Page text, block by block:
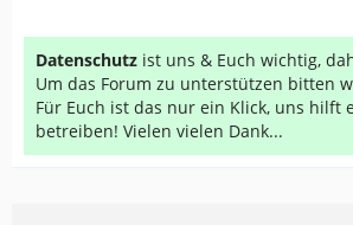
Datenschutz ist uns & Euch wichtig,
Um das Forum zu unterstützen bitten
Für Euch ist das nur ein Klick, uns hilft
betreiben! Vielen vielen Dank...